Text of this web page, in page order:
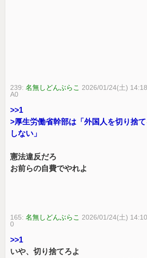
239:名無しどんぶらこ 2026/01/24(土)
A0
>>1
>厚生労働省幹部は「外国人を切り捨
しない」
憲法違反だろ
お前らの自費でやれよ
165:名無しどんぶらこ 2026/01/24(土)
0
>>1
いや、切り捨てろよ